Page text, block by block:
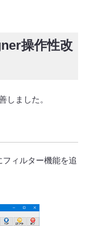
操作性改
しました。
ィルター機能を追